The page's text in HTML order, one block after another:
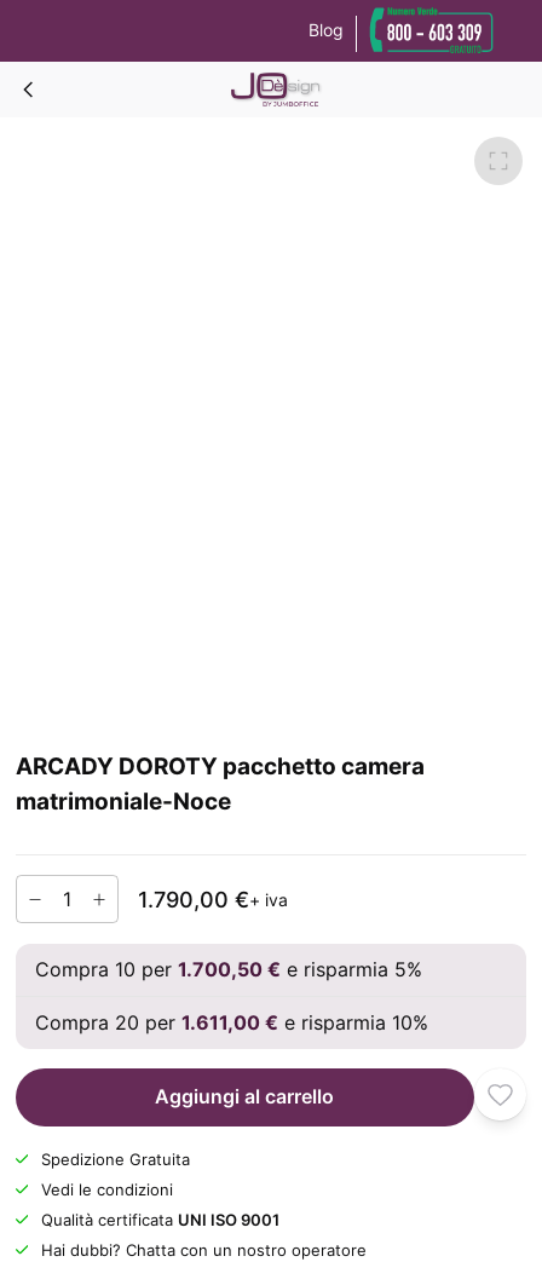
Blog
ARCADY DOROTY pacchetto camera
matrimoniale-Noce
1.790,00 €+ iva
Compra 10 per 1.700,50 € e risparmia 5%
Compra 20 per 1.611,00 € e risparmia 10%
Aggiungi al carrello
Spedizione Gratuita
Vedi le condizioni
Qualità certificata UNI ISO 9001
Hai dubbi? Chatta con un nostro operatore
Informativa sulla raccolta
Le tue preferenze relative alla privacy